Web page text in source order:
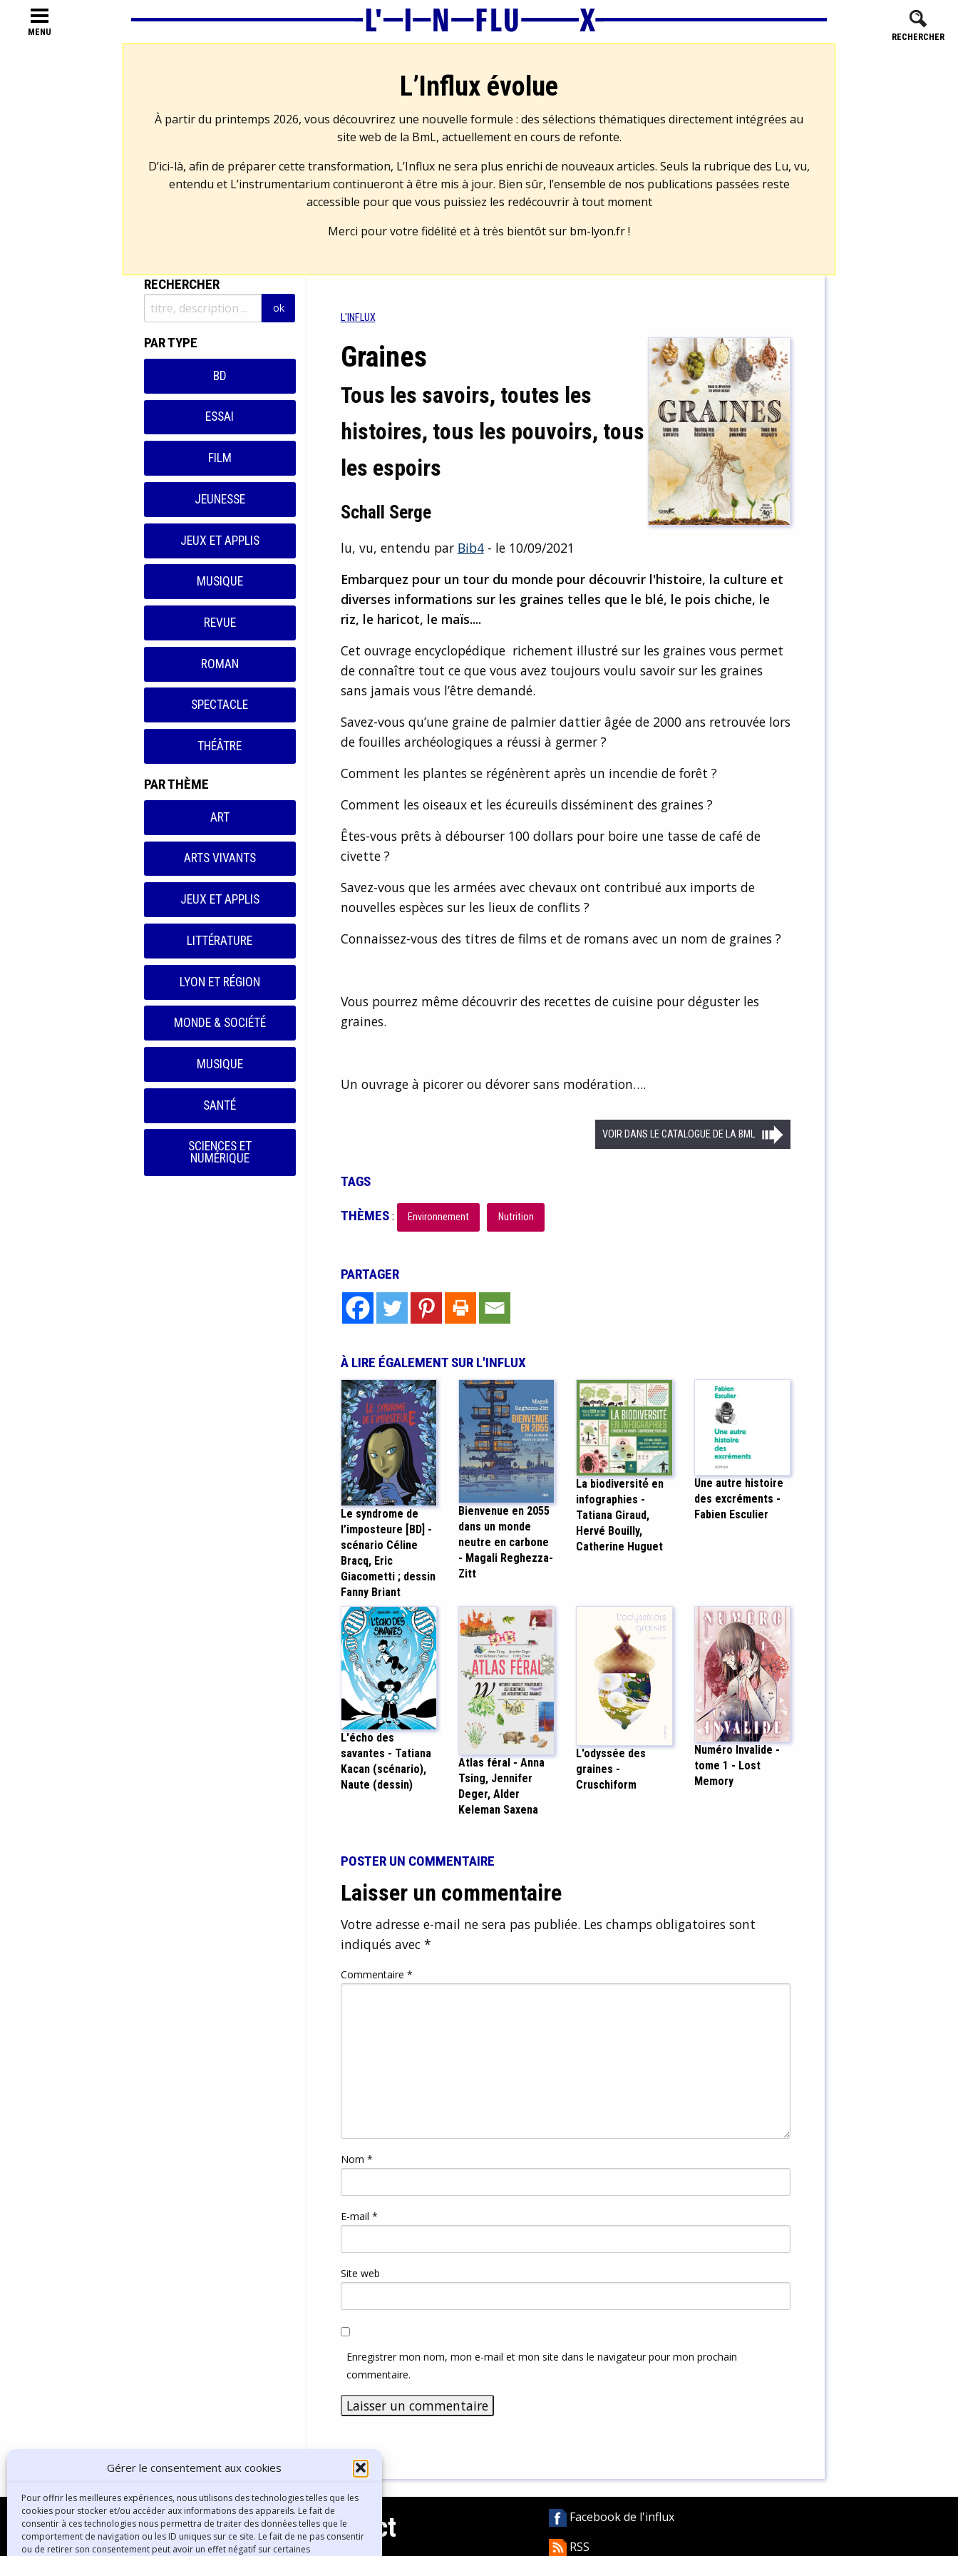
Gérer le consentement aux cookies
Pour offrir les meilleures expériences, nous utilisons des technologies telles que les
cookies pour stocker et/ou accéder aux informations des appareils. Le fait de
consentir à ces technologies nous permettra de traiter des données telles que le
comportement de navigation ou les ID uniques sur ce site. Le fait de ne pas consentir
ou de retirer son consentement peut avoir un effet négatif sur certaines
MENU RECHERCHER
L’Influx évolue
À partir du printemps 2026, vous découvrirez une nouvelle formule : des sélections thématiques directement intégrées au
site web de la BmL, actuellement en cours de refonte.
D’ici-là, afin de préparer cette transformation, L’Influx ne sera plus enrichi de nouveaux articles. Seuls la rubrique des Lu, vu,
entendu et L’instrumentarium continueront à être mis à jour. Bien sûr, l’ensemble de nos publications passées reste
accessible pour que vous puissiez les redécouvrir à tout moment
Merci pour votre fidélité et à très bientôt sur bm-lyon.fr!
RECHERCHER
PAR TYPE
BD
ESSAI
FILM
JEUNESSE
JEUX ET APPLIS
MUSIQUE
REVUE
ROMAN
SPECTACLE
THÉÂTRE
PAR THÈME
ART
ARTS VIVANTS
JEUX ET APPLIS
LITTÉRATURE
LYON ET RÉGION
MONDE & SOCIÉTÉ
MUSIQUE
SANTÉ
SCIENCES ET
NUMÉRIQUE
L'INFLUX
Graines
Tous les savoirs, toutes les
histoires, tous les pouvoirs, tous
les espoirs
Schall Serge
lu, vu, entendu par Bib4- le 10/09/2021
Embarquez pour un tour du monde pour découvrir l'histoire, la culture et
diverses informations sur les graines telles que le blé, le pois chiche, le
riz, le haricot, le maïs....
Cet ouvrage encyclopédique richement illustré sur les graines vous permet
de connaître tout ce que vous avez toujours voulu savoir sur les graines
sans jamais vous l’être demandé.
Savez-vous qu’une graine de palmier dattier âgée de 2000 ans retrouvée lors
de fouilles archéologiques a réussi à germer ?
Comment les plantes se régénèrent après un incendie de forêt ?
Comment les oiseaux et les écureuils disséminent des graines ?
Êtes-vous prêts à débourser 100 dollars pour boire une tasse de café de
civette ?
Savez-vous que les armées avec chevaux ont contribué aux imports de
nouvelles espèces sur les lieux de conflits ?
Connaissez-vous des titres de films et de romans avec un nom de graines ?
Vous pourrez même découvrir des recettes de cuisine pour déguster les
graines.
Un ouvrage à picorer ou dévorer sans modération….
VOIR DANS LE CATALOGUE DE LA BML
TAGS
THÈMES: Environnement Nutrition
PARTAGER
À LIRE ÉGALEMENT SUR L'INFLUX
Le syndrome de
l’imposteure [BD] -
scénario Céline
Bracq, Eric
Giacometti ; dessin
Fanny Briant
Bienvenue en 2055
dans un monde
neutre en carbone
- Magali Reghezza-
Zitt
La biodiversité́ en
infographies -
Tatiana Giraud,
Hervé Bouilly,
Catherine Huguet
Une autre histoire
des excréments -
Fabien Esculier
L'écho des
savantes - Tatiana
Kacan (scénario),
Naute (dessin)
Atlas féral - Anna
Tsing, Jennifer
Deger, Alder
Keleman Saxena
L'odyssée des
graines -
Cruschiform
Numéro Invalide -
tome 1 - Lost
Memory
POSTER UN COMMENTAIRE
Laisser un commentaire
Votre adresse e-mail ne sera pas publiée. Les champs obligatoires sont
indiqués avec *
Commentaire *
Nom *
E-mail *
Site web
Enregistrer mon nom, mon e-mail et mon site dans le navigateur pour mon prochain
commentaire.
Contact
Facebook de l'influx
RSS